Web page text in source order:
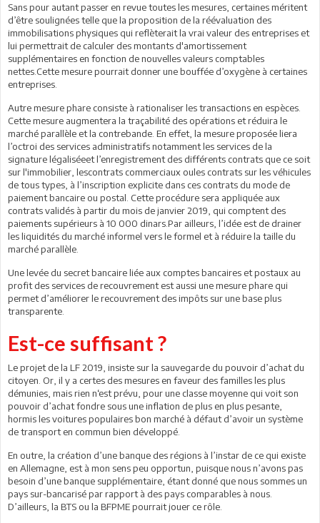
Sans pour autant passer en revue toutes les mesures, certaines méritent
d’être soulignées telle que la proposition de la réévaluation des
immobilisations physiques qui reflèterait la vrai valeur des entreprises et
lui permettrait de calculer des montants d'amortissement
supplémentaires en fonction de nouvelles valeurs comptables
nettes.Cette mesure pourrait donner une bouffée d’oxygène à certaines
entreprises.
Autre mesure phare consiste à rationaliser les transactions en espèces.
Cette mesure augmentera la traçabilité des opérations et réduira le
marché parallèle et la contrebande. En effet, la mesure proposée liera
l’octroi des services administratifs notamment les services de la
signature légaliséeet l’enregistrement des différents contrats que ce soit
sur l'immobilier, lescontrats commerciaux oules contrats sur les véhicules
de tous types, à l’inscription explicite dans ces contrats du mode de
paiement bancaire ou postal. Cette procédure sera appliquée aux
contrats validés à partir du mois de janvier 2019, qui comptent des
paiements supérieurs à 10 000 dinars.Par ailleurs, l’idée est de drainer
les liquidités du marché informel vers le formel et à réduire la taille du
marché parallèle.
Une levée du secret bancaire liée aux comptes bancaires et postaux au
profit des services de recouvrement est aussi une mesure phare qui
permet d’améliorer le recouvrement des impôts sur une base plus
transparente.
Est-ce suffisant ?
Le projet de la LF 2019, insiste sur la sauvegarde du pouvoir d’achat du
citoyen. Or, il y a certes des mesures en faveur des familles les plus
démunies, mais rien n‘est prévu, pour une classe moyenne qui voit son
pouvoir d’achat fondre sous une inflation de plus en plus pesante,
hormis les voitures populaires bon marché à défaut d’avoir un système
de transport en commun bien développé.
En outre, la création d’une banque des régions à l’instar de ce qui existe
en Allemagne, est à mon sens peu opportun, puisque nous n’avons pas
besoin d’une banque supplémentaire, étant donné que nous sommes un
pays sur-bancarisé par rapport à des pays comparables à nous.
D’ailleurs, la BTS ou la BFPME pourrait jouer ce rôle.